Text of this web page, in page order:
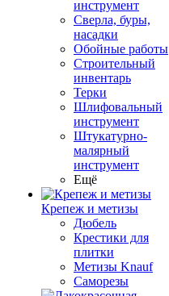
инструмент
Сверла, буры,
насадки
Обойные работы
Строительный
инвентарь
Терки
Шлифовальный
инструмент
Штукатурно-
малярный
инструмент
Ещё
Крепеж и метизы
Дюбель
Крестики для
плитки
Метизы Knauf
Саморезы